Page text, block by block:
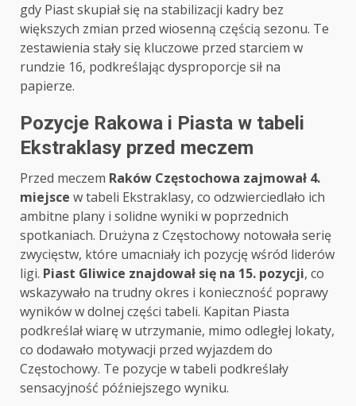
gdy Piast skupiał się na stabilizacji kadry bez
większych zmian przed wiosenną częścią sezonu. Te
zestawienia stały się kluczowe przed starciem w
rundzie 16, podkreślając dysproporcje sił na
papierze.
Pozycje Rakowa i Piasta w tabeli
Ekstraklasy przed meczem
Przed meczem Raków Częstochowa zajmował 4.
miejsce w tabeli Ekstraklasy, co odzwierciedlało ich
ambitne plany i solidne wyniki w poprzednich
spotkaniach. Drużyna z Częstochowy notowała serię
zwycięstw, które umacniały ich pozycję wśród liderów
ligi. Piast Gliwice znajdował się na 15. pozycji, co
wskazywało na trudny okres i konieczność poprawy
wyników w dolnej części tabeli. Kapitan Piasta
podkreślał wiarę w utrzymanie, mimo odległej lokaty,
co dodawało motywacji przed wyjazdem do
Częstochowy. Te pozycje w tabeli podkreślały
sensacyjność późniejszego wyniku.